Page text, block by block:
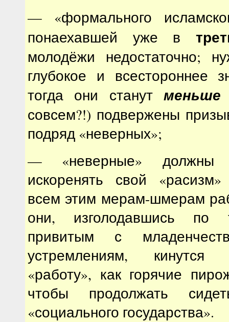
— «формального
понаехавшей уже в
молодёжи недостаточно;
глубокое и всестороннее
тогда они станут меньше
совсем?!) подвержены
подряд «неверных»;
— «неверные» должны
искоренять свой
всем этим мерам-шмерам
они, изголодавшись по
привитым с
устремлениям, кинутся
«работу», как горячие
чтобы продолжать
«социального государства».